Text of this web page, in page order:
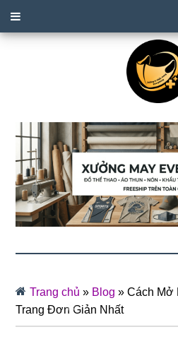
Trang chủ » Blog »Cách Mở
Trang Đơn Giản Nhất